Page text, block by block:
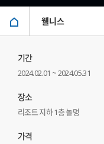
웰니스
기간
2024.02.01 ~ 2024.05.31
장소
리조트 지하 1층 놀멍
가격